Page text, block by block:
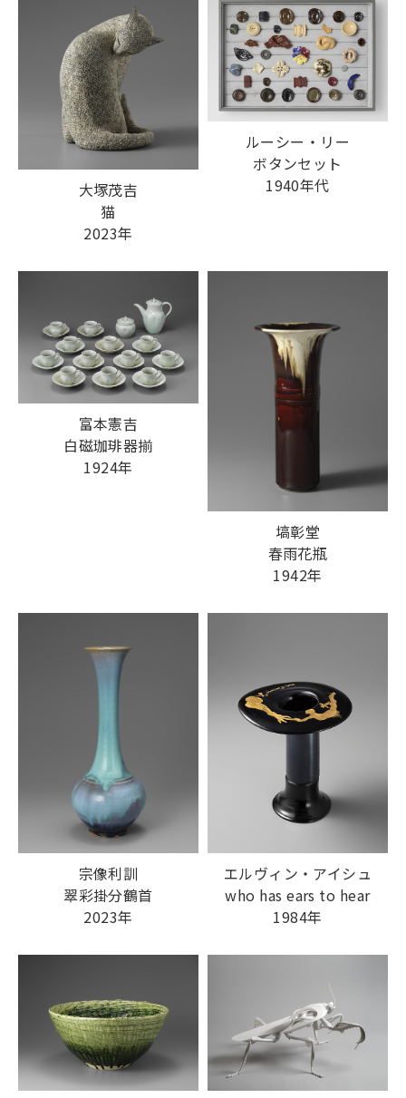
大塚茂吉
猫
2023年
ルーシー・リー
ボタンセット
1940年代
富本憲吉
白磁珈琲器揃
1924年
塙彰堂
春雨花瓶
1942年
宗像利訓
翠彩掛分鶴首
2023年
エルヴィン・アイシュ
who has ears to hear
1984年